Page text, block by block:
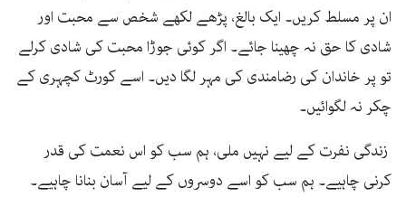
ان پر مسلط کریں۔ ایک بالغ، پڑھے لکھے شخص سے محبت اور
شادی کا حق نہ چھینا جائے۔ اگر کوئی جوڑا محبت کی شادی کرلے
تو پر خاندان کی رضامندی کی مہر لگا دیں۔ اسے کورٹ کچہری کے
چکر نہ لگوائیں۔
زندگی نفرت کے لیے نہیں ملی، ہم سب کو اس نعمت کی قدر
کرنی چاہیے۔ ہم سب کو اسے دوسروں کے لیے آسان بنانا چاہیے۔